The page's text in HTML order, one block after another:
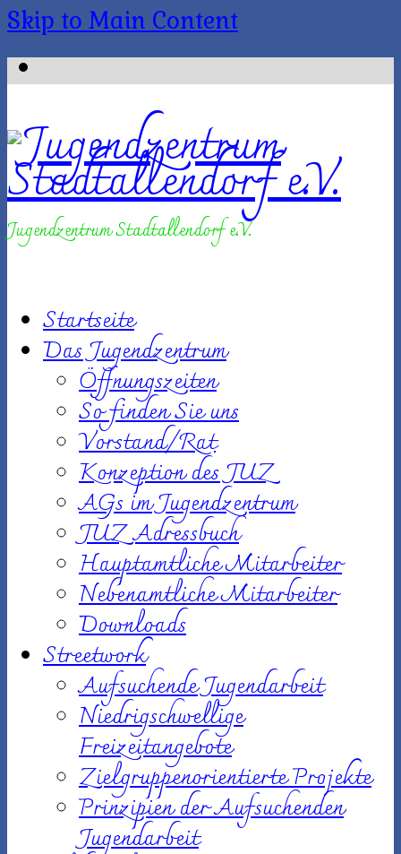
Skip to Main Content
Jugendzentrum Stadtallendorf e.V.
Startseite
Das Jugendzentrum
Öffnungszeiten
So finden Sie uns
Vorstand/Rat
Konzeption des JUZ
AGs im Jugendzentrum
JUZ Adressbuch
Hauptamtliche Mitarbeiter
Nebenamtliche Mitarbeiter
Downloads
Streetwork
Aufsuchende Jugendarbeit
Niedrigschwellige
Freizeitangebote
Zielgruppenorientierte Projekte
Prinzipien der Aufsuchenden
Jugendarbeit